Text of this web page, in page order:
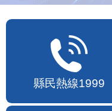
縣民熱線1999